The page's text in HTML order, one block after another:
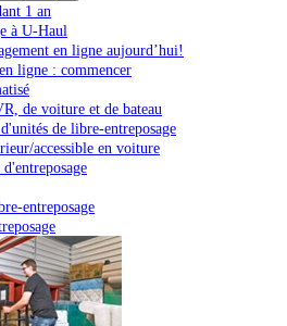
1 an
à U-Haul
en ligne aujourd’hui!
ligne : commencer
de voiture et de bateau
de libre-entreposage
accessible en voiture
entreposage